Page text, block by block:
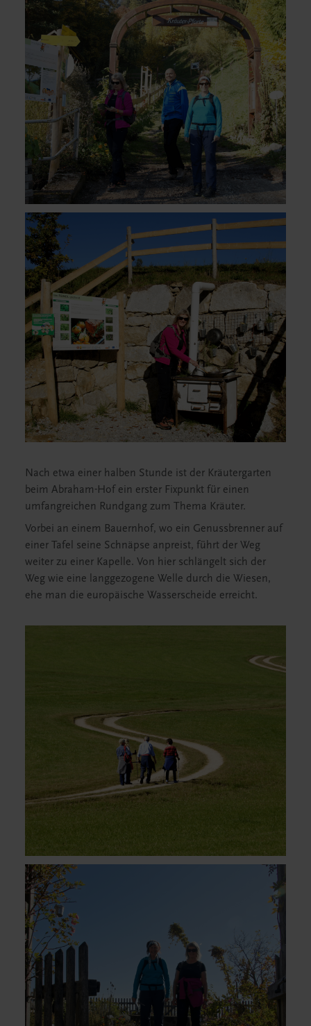
Nach etwa einer halben Stunde ist der Kräutergarten
beim Abraham-Hof ein erster Fixpunkt für einen
umfangreichen Rundgang zum Thema Kräuter.
Vorbei an einem Bauernhof, wo ein Genussbrenner auf
einer Tafel seine Schnäpse anpreist, führt der Weg
weiter zu einer Kapelle. Von hier schlängelt sich der
Weg wie eine langgezogene Welle durch die Wiesen,
ehe man die europäische Wasserscheide erreicht.